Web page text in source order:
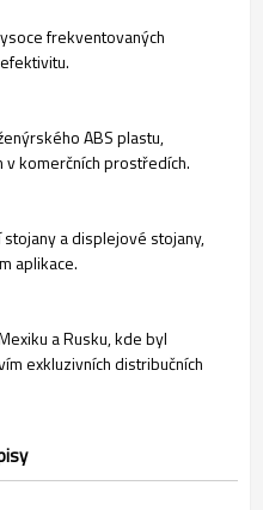
frekventovaných
ABS plastu,
komerčních prostředích.
a displejové stojany,
aplikace.
a Rusku, kde byl
exkluzivních distribučních